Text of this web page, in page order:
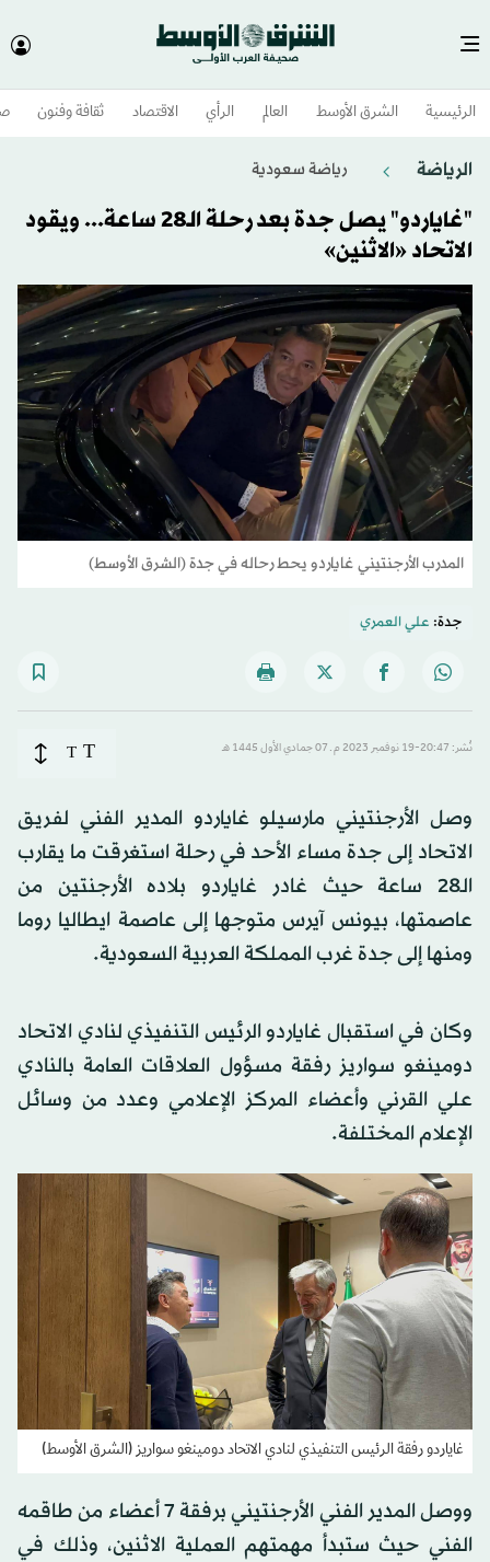
الرئيسية الشرق الأوسط​ العالم الرأي الاقتصاد ثقافة وفنون
الرياضة رياضة سعودية
"غاياردو" يصل جدة بعد رحلة الـ28 ساعة... ويقود
الاتحاد «الاثنين»
المدرب الأرجنتيني غاياردو يحط رحاله في جدة (الشرق الأوسط)
جدة: علي العمري
نُشر: 20:47-19 نوفمبر 2023 م ـ 07 جمادي الأول 1445 هـ T
T
وصل الأرجنتيني مارسيلو غاياردو المدير الفني لفريق
الاتحاد إلى جدة مساء الأحد في رحلة استغرقت ما يقارب
الـ28 ساعة حيث غادر غاياردو بلاده الأرجنتين من
عاصمتها، بيونس آيرس متوجها إلى عاصمة ايطاليا روما
ومنها إلى جدة غرب المملكة العربية السعودية.
وكان في استقبال غاياردو الرئيس التنفيذي لنادي الاتحاد
دومينغو سواريز رفقة مسؤول العلاقات العامة بالنادي
علي القرني وأعضاء المركز الإعلامي وعدد من وسائل
الإعلام المختلفة.
غاياردو رفقة الرئيس التنفيذي لنادي الاتحاد دومينغو سواريز (الشرق الأوسط)
ووصل المدير الفني الأرجنتيني برفقة 7 أعضاء من طاقمه
الفني حيث ستبدأ مهمتهم العملية الاثنين، وذلك في